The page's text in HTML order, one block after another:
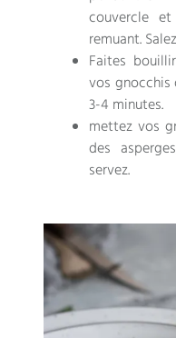
couvercle
remuant.
Faites
vos gnocchis
3-4 minutes.
mettez vos
des
servez.